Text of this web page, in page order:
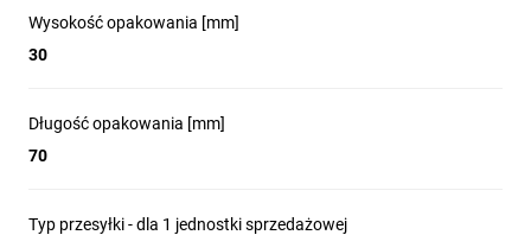
Wysokość opakowania [mm]
30
Długość opakowania [mm]
70
Typ przesyłki - dla 1 jednostki sprzedażowej